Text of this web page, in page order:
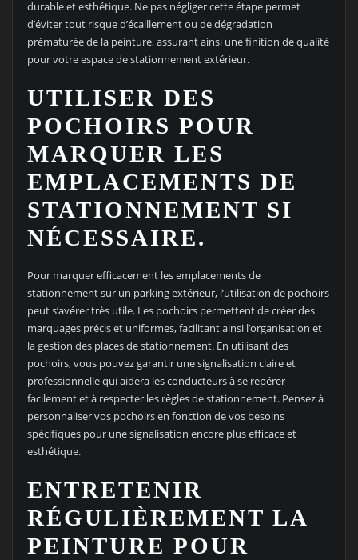
durable et esthétique. Ne pas négliger cette étape permet
d’éviter tout risque d’écaillement ou de dégradation
prématurée de la peinture, assurant ainsi une finition de qualité
pour votre espace de stationnement extérieur.
UTILISER DES
POCHOIRS POUR
MARQUER LES
EMPLACEMENTS DE
STATIONNEMENT SI
NÉCESSAIRE.
Pour marquer efficacement les emplacements de
stationnement sur un parking extérieur, l’utilisation de pochoirs
peut s’avérer très utile. Les pochoirs permettent de créer des
marquages précis et uniformes, facilitant ainsi l’organisation et
la gestion des places de stationnement. En utilisant des
pochoirs, vous pouvez garantir une signalisation claire et
professionnelle qui aidera les conducteurs à se repérer
facilement et à respecter les règles de stationnement. Pensez à
personnaliser vos pochoirs en fonction de vos besoins
spécifiques pour une signalisation encore plus efficace et
esthétique.
ENTRETENIR
RÉGULIÈREMENT LA
PEINTURE POUR